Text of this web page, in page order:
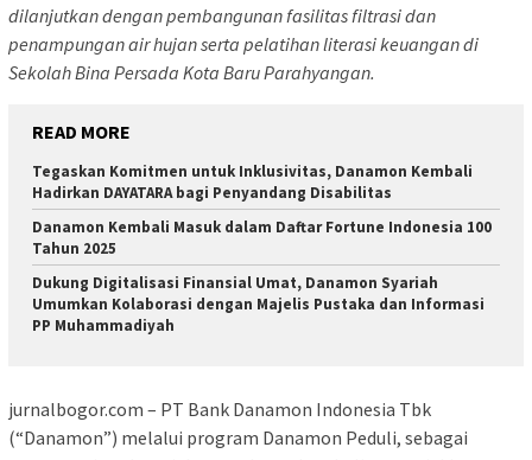
dilanjutkan dengan pembangunan fasilitas filtrasi dan
penampungan air hujan serta pelatihan literasi keuangan di
Sekolah Bina Persada Kota Baru Parahyangan.
READ MORE
Tegaskan Komitmen untuk Inklusivitas, Danamon Kembali
Hadirkan DAYATARA bagi Penyandang Disabilitas
Danamon Kembali Masuk dalam Daftar Fortune Indonesia 100
Tahun 2025
Dukung Digitalisasi Finansial Umat, Danamon Syariah
Umumkan Kolaborasi dengan Majelis Pustaka dan Informasi
PP Muhammadiyah
jurnalbogor.com – PT Bank Danamon Indonesia Tbk
(“Danamon”) melalui program Danamon Peduli, sebagai